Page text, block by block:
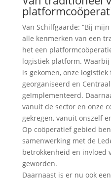
Van Schilfgaarde: “Bij
alle kenmerken van een
het een
logistiek platform.
is gekomen, onze
georganiseerd en
geïmplementeerd.
vanuit de sector en onze
gekregen, vanuit onszelf
Op coöperatief gebied
samenwerking met de
betrokkenheid en invloed
geworden.
Daarnaast is er nu ook